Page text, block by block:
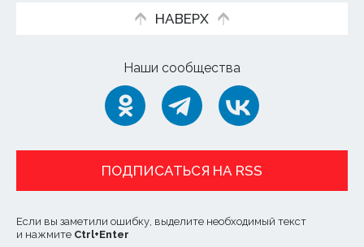
НАВЕРХ
Наши сообщества
ПОДПИСАТЬСЯ НА RSS
Если вы заметили ошибку, выделите необходимый текст
и нажмите Ctrl+Enter